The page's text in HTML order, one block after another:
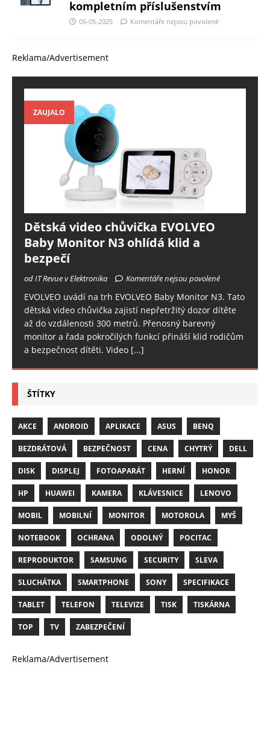
kompletním příslušenstvím
05-05-2025 Komentáře nejsou povolené
Reklama/Advertisement
ZAUJALO
Dětská video chůvička EVOLVEO
Baby Monitor N3 ohlídá klid a
bezpečí
od IT Revue v Elektronika Komentáře nejsou povolené
EVOLVEO uvádí na trh EVOLVEO Baby Monitor N3. Tato
dětská video chůvička zajistí nepřetržitý dozor dítěte
až do vzdálenosti 300 metrů. Přenosný barevný
monitor a řada pokročilých funkcí přináší klid rodičům
a bezpečnost dítěti. Video [...]
ŠTÍTKY
AKCE ANDROID APLIKACE ASUS BENQ
BEZDRÁTOVÁ BEZPEČNOST CENA CHYTRÝ DELL
DISK DISPLEJ FOTOAPARÁT HERNÍ HONOR
HP HUAWEI KAMERA KLÁVESNICE LENOVO
MOBIL MOBILNÍ MONITOR MOTOROLA MYŠ
NOTEBOOK OCHRANA ODOLNÝ POCITAC
REPRODUKTOR SAMSUNG SECURITY SLEVA
SLUCHÁTKA SMARTPHONE SONY SPECIFIKACE
TABLET TELEFON TELEVIZE TISK TISKÁRNA
TOP TV ZABEZPEČENÍ
Reklama/Advertisement